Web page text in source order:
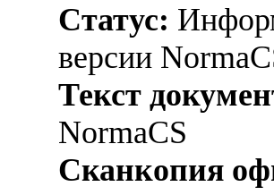
Статус:
версии
Текст
NormaCS
Сканкопия